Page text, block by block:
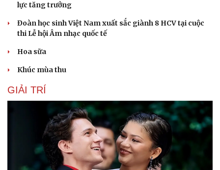
Du lịch
Tư vấn
Săn Tour
Cửa sổ tình yêu
Kể chuyện cho bé
Hạt giống tâm hồn
lực tăng trưởng
Đoàn học sinh Việt Nam xuất sắc giành 8 HCV tại cuộc
thi Lễ hội Âm nhạc quốc tế
Hoa sữa
Khúc mùa thu
GIẢI TRÍ